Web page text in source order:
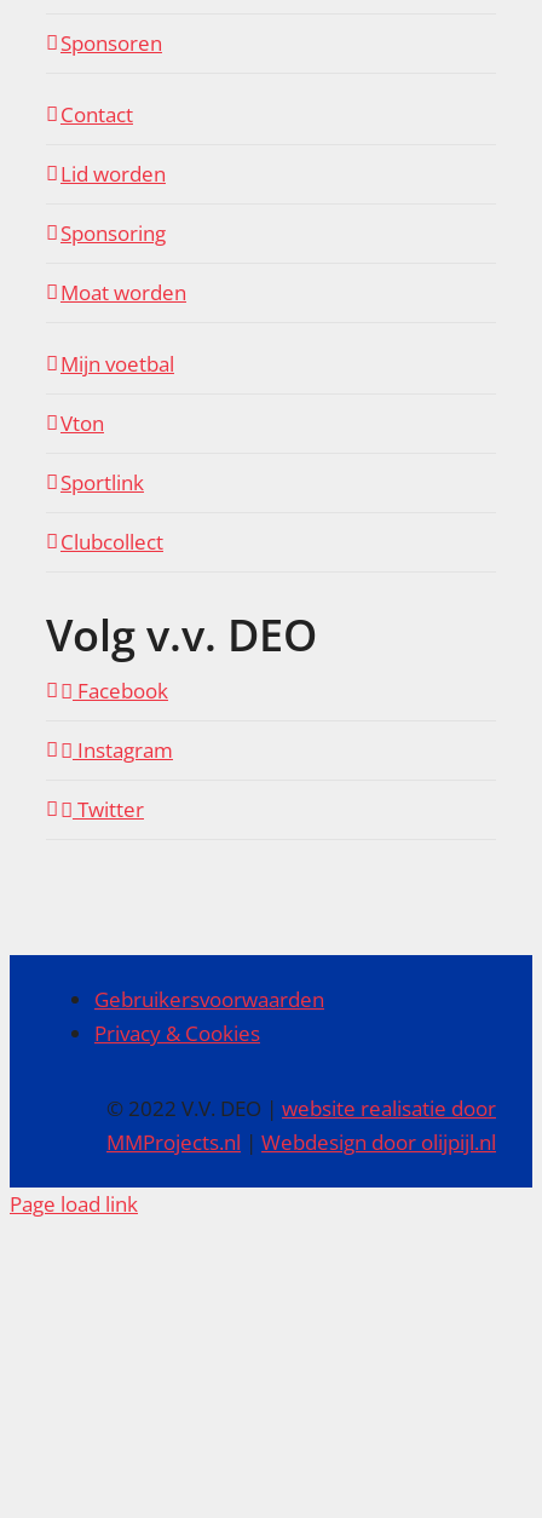
Sponsoren
Contact
Lid worden
Sponsoring
Moat worden
Mijn voetbal
Vton
Sportlink
Clubcollect
Volg v.v. DEO
Facebook
Instagram
Twitter
Gebruikersvoorwaarden
Privacy & Cookies
© 2022 V.V. DEO |website realisatie door
MMProjects.nl |Webdesign door olijpijl.nl
Page load link